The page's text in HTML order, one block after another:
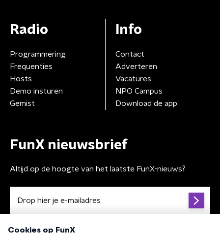
Radio
Programmering
Frequenties
Hosts
Demo insturen
Gemist
Info
Contact
Adverteren
Vacatures
NPO Campus
Download de app
FunX nieuwsbrief
Altijd op de hoogte van het laatste FunX-nieuws?